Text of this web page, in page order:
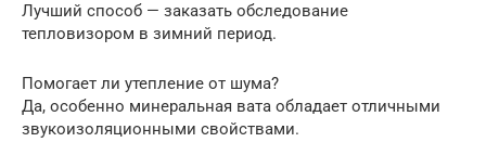
Лучший способ — заказать обследование
тепловизором в зимний период.
Помогает ли утепление от шума?
Да, особенно минеральная вата обладает отличными
звукоизоляционными свойствами.